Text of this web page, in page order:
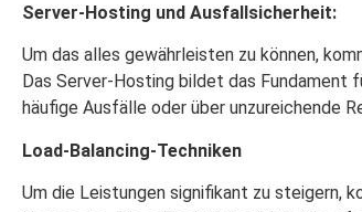
Server-Hosting und Ausfallsicherheit:
Um das alles gewährleisten zu können,
Das Server-Hosting bildet das Fundament
häufige Ausfälle oder über unzureichende
Load-Balancing-Techniken
Um die Leistungen signifikant zu steigern,